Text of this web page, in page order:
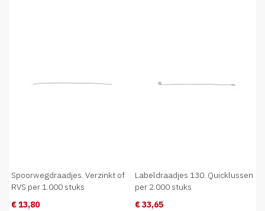
Spoorwegdraadjes. Verzinkt of
RVS per 1.000 stuks
€ 13,80
Labeldraadjes 130. Quicklussen
per 2.000 stuks
€ 33,65